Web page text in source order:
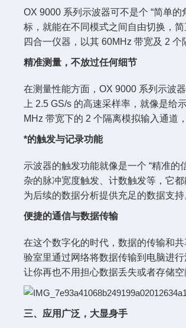
OX 9000 系列示波器可不是个 “简单
标，就能在不同模式之间自由切换，
四合一仪器，以其 60MHz 带宽及 2
精准测量，不放过任何细节
在测量性能方面，OX 9000 系列示波
上 2.5 GS/s 的高速采样率，就像是
MHz 带宽下的 2 个隔离模拟输入通道
*的触发与记录功能
示波器的触发功能就像是一个 “精准
杂的脉冲宽度触发、计数触发等，它
为后续的数据分析提供充足的数据支
便捷的通信与数据传输
在这个数字化的时代，数据的传输和
验室里通过网络将数据传输到电脑进
让你再也不用担心数据丢失或者存储
三、应用广泛，大显身手